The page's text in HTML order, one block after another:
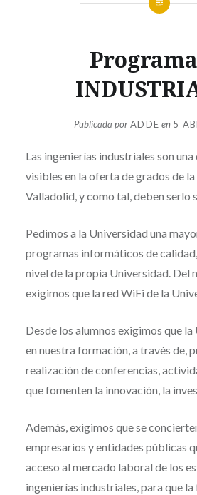
Publicada porADDE en 5
Las ingenierías industriales son una
visibles en la oferta de grados de
Valladolid, y como tal, deben serlo
Pedimos a la Universidad una
programas informáticos de
nivel de la propia Universidad. Del
exigimos que la red WiFi de la
Desde los alumnos exigimos que
en nuestra formación, a través de,
realización de conferencias,
que fomenten la innovación, la
Además, exigimos que se
empresarios y entidades públicas
acceso al mercado laboral de los
ingenierías industriales, para que